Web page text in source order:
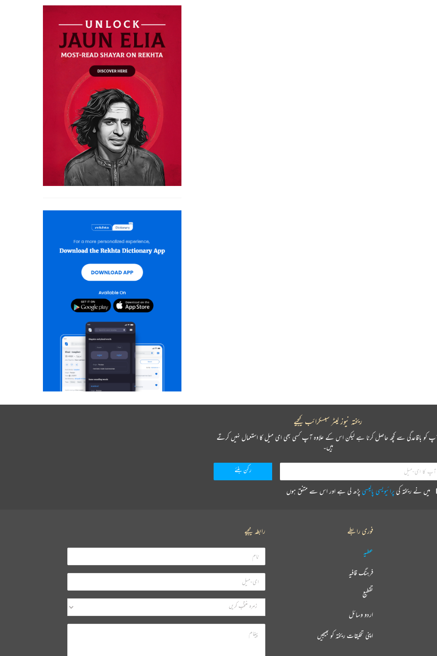
ریختہ نیوز لیٹر سبسکرائب کیجیے
کو باقاعدگی سے کچھ حاصل کرنا ہے لیکن اس کے علاوہ آپ کسی بھی ای میل کا استعمال نہیں کرتے
ہیں۔
میں نے ریختہ کی پرائیویسی پالیسی پڑھ لی ہے اور اس سے متفق ہوں
فوری رابطے
عطیہ
فرہنگ قافیہ
تقطیع
اردو وسائل
اپنی تخلیقات ریختہ کو بھیجیں
رابطہ کیجیے